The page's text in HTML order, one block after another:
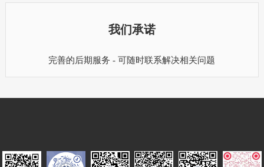
我们承诺
完善的后期服务 - 可随时联系解决相关问题